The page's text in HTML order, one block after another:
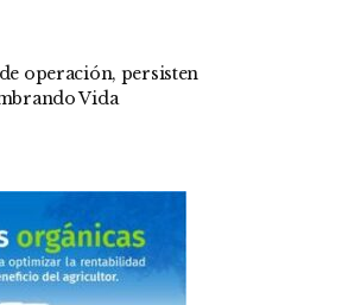
operación, persisten
Vida